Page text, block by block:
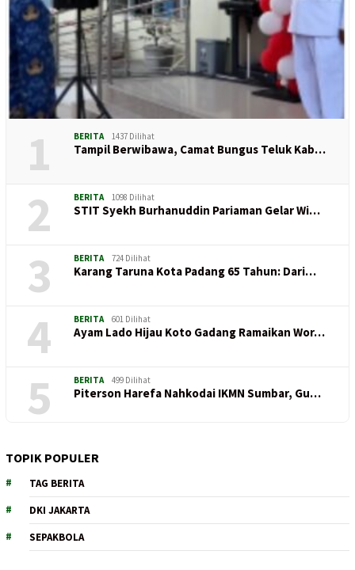
1 BERITA 1437 Dilihat
Tampil Berwibawa, Camat Bungus Teluk Kab…
2 BERITA 1098 Dilihat
STIT Syekh Burhanuddin Pariaman Gelar Wi…
3 BERITA 724 Dilihat
Karang Taruna Kota Padang 65 Tahun: Dari…
4 BERITA 601 Dilihat
Ayam Lado Hijau Koto Gadang Ramaikan Wor…
5 BERITA 499 Dilihat
Piterson Harefa Nahkodai IKMN Sumbar, Gu…
TOPIK POPULER
TAG BERITA
DKI JAKARTA
SEPAKBOLA